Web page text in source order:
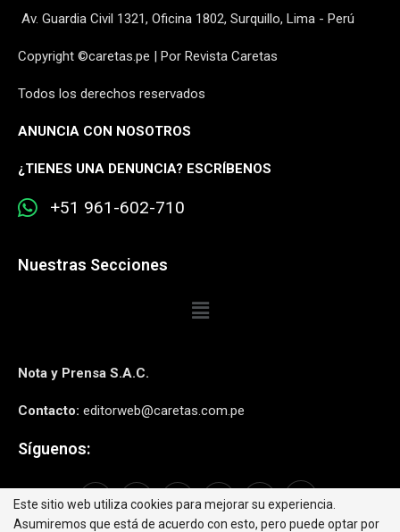
Av. Guardia Civil 1321, Oficina 1802, Surquillo, Lima - Perú
Copyright ©caretas.pe | Por Revista Caretas
Todos los derechos reservados
ANUNCIA CON NOSOTROS
¿TIENES UNA DENUNCIA? ESCRÍBENOS
+51 961-602-710
Nuestras Secciones
Nota y Prensa S.A.C.
Contacto: editorweb@caretas.com.pe
Síguenos:
Este sitio web utiliza cookies para mejorar su experiencia.
Asumiremos que está de acuerdo con esto, pero puede optar por